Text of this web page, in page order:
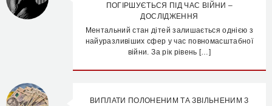
ПОГІРШУЄТЬСЯ ПІД ЧАС ВІЙНИ –
ДОСЛІДЖЕННЯ
Ментальний стан дітей залишається однією з
найуразливіших сфер у час повномасштабної
війни. За рік рівень […]
ВИПЛАТИ ПОЛОНЕНИМ ТА ЗВІЛЬНЕНИМ З